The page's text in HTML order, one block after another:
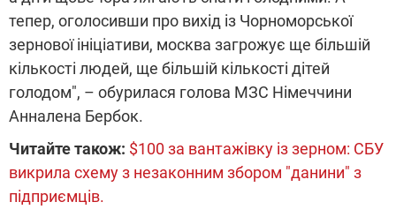
тепер, оголосивши про вихід із Чорноморської
зернової ініціативи, москва загрожує ще більшій
кількості людей, ще більшій кількості дітей
голодом", – обурилася голова МЗС Німеччини
Анналена Бербок.
Читайте також: $100 за вантажівку із зерном: СБУ
викрила схему з незаконним збором "данини" з
підприємців.